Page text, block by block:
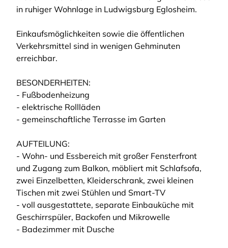
in ruhiger Wohnlage in Ludwigsburg Eglosheim.
Einkaufsmöglichkeiten sowie die öffentlichen
Verkehrsmittel sind in wenigen Gehminuten
erreichbar.
BESONDERHEITEN:
- Fußbodenheizung
- elektrische Rollläden
- gemeinschaftliche Terrasse im Garten
AUFTEILUNG:
- Wohn- und Essbereich mit großer Fensterfront
und Zugang zum Balkon, möbliert mit Schlafsofa,
zwei Einzelbetten, Kleiderschrank, zwei kleinen
Tischen mit zwei Stühlen und Smart-TV
- voll ausgestattete, separate Einbauküche mit
Geschirrspüler, Backofen und Mikrowelle
- Badezimmer mit Dusche